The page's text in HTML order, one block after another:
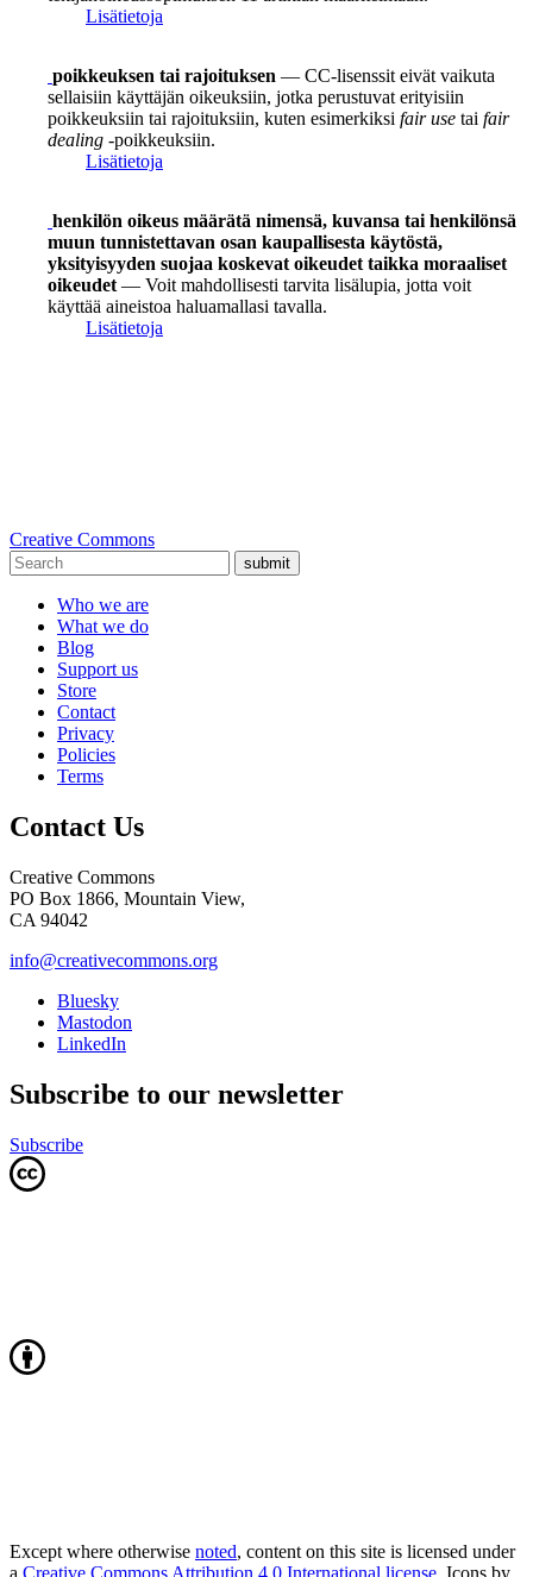
Lisätietoja
poikkeuksen tai rajoituksen — CC-lisenssit eivät vaikuta
sellaisiin käyttäjän oikeuksiin, jotka perustuvat erityisiin
poikkeuksiin tai rajoituksiin, kuten esimerkiksi fair use tai fair
dealing -poikkeuksiin.
Lisätietoja
henkilön oikeus määrätä nimensä, kuvansa tai henkilönsä
muun tunnistettavan osan kaupallisesta käytöstä,
yksityisyyden suojaa koskevat oikeudet taikka moraaliset
oikeudet — Voit mahdollisesti tarvita lisälupia, jotta voit
käyttää aineistoa haluamallasi tavalla.
Lisätietoja
Creative Commons
submit
Who we are
What we do
Blog
Support us
Store
Contact
Privacy
Policies
Terms
Contact Us
Creative Commons
PO Box 1866, Mountain View,
CA 94042
info@creativecommons.org
Bluesky
Mastodon
LinkedIn
Subscribe to our newsletter
Subscribe
Except where otherwise noted, content on this site is licensed under
a Creative Commons Attribution 4.0 International license . Icons by